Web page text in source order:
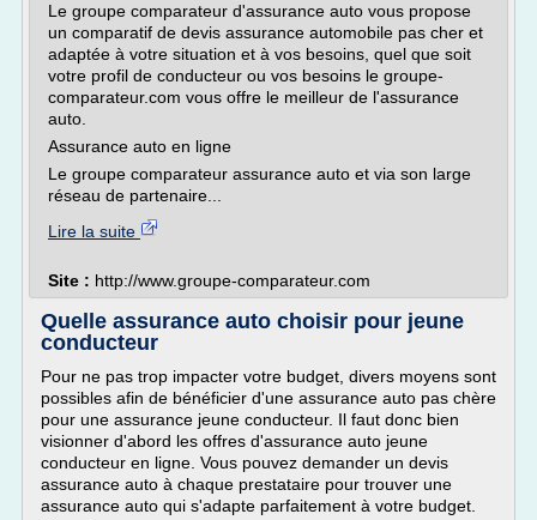
Le groupe comparateur d'assurance auto vous propose
un comparatif de devis assurance automobile pas cher et
adaptée à votre situation et à vos besoins, quel que soit
votre profil de conducteur ou vos besoins le groupe-
comparateur.com vous offre le meilleur de l'assurance
auto.
Assurance auto en ligne
Le groupe comparateur assurance auto et via son large
réseau de partenaire...
Lire la suite
Site : http://www.groupe-comparateur.com
Quelle assurance auto choisir pour jeune
conducteur
Pour ne pas trop impacter votre budget, divers moyens sont
possibles afin de bénéficier d'une assurance auto pas chère
pour une assurance jeune conducteur. Il faut donc bien
visionner d'abord les offres d'assurance auto jeune
conducteur en ligne. Vous pouvez demander un devis
assurance auto à chaque prestataire pour trouver une
assurance auto qui s'adapte parfaitement à votre budget.